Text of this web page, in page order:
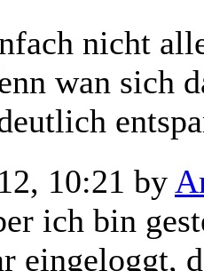
nicht
wan sich
10:21 by
ich bin
eingeloggt,